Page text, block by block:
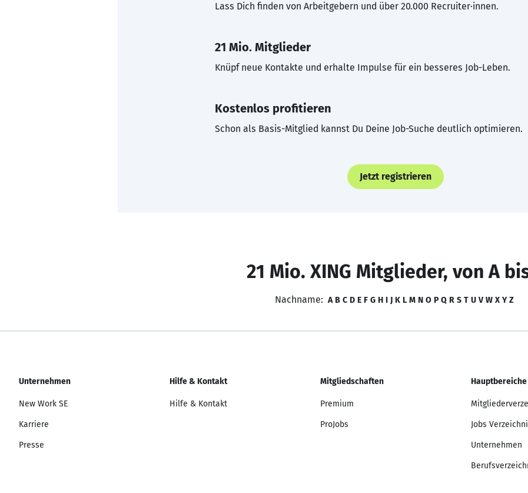
Lass Dich finden von Arbeitgebern und über 20.000 Recruiter·innen.
21 Mio. Mitglieder
Knüpf neue Kontakte und erhalte Impulse für ein besseres Job-Leben.
Kostenlos profitieren
Schon als Basis-Mitglied kannst Du Deine Job-Suche deutlich optimieren.
Jetzt registrieren
21 Mio. XING Mitglieder, von A
Nachname: A B C D E F G H I J K L M N O P Q R S T U V W X Y Z
Unternehmen
New Work SE
Karriere
Presse
Hilfe & Kontakt
Hilfe & Kontakt
Mitgliedschaften
Premium
ProJobs
Hauptbereiche
Jobs
Unternehmen